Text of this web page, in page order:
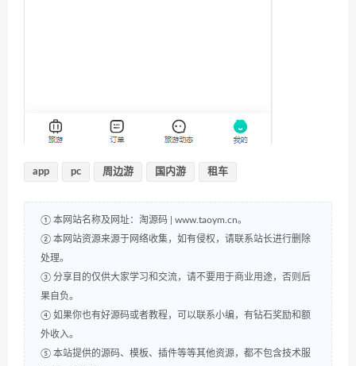
app pc 周边游 国内游 租车
① 本网站名称及网址：淘源码 | www.taoym.cn。
② 本网站资源来源于网络收集，如有侵权，请联系站长进行删除
处理。
③ 分享目的仅供大家学习和交流，请不要用于商业用途，否则后
果自负。
④ 如果你也有好源码或者教程，可以联系小编，有钻石奖励和额
外收入。
⑤ 本站提供的源码、模板、插件等等其他资源，都不包含技术服